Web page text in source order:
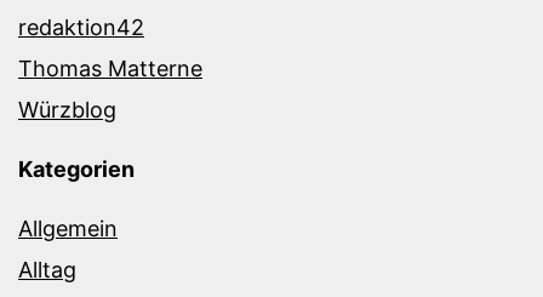
redaktion42
Thomas Matterne
Würzblog
Kategorien
Allgemein
Alltag